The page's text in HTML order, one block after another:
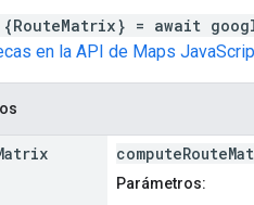
= await
en la API de Maps
Parámetros: